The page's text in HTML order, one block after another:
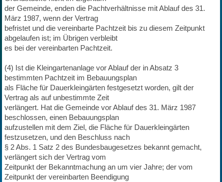
der Gemeinde, enden die Pachtverhältnisse mit Ablauf des 31.
März 1987, wenn der Vertrag
befristet und die vereinbarte Pachtzeit bis zu diesem Zeitpunkt
abgelaufen ist; im Übrigen verbleibt
es bei der vereinbarten Pachtzeit.
(4) Ist die Kleingartenanlage vor Ablauf der in Absatz 3
bestimmten Pachtzeit im Bebauungsplan
als Fläche für Dauerkleingärten festgesetzt worden, gilt der
Vertrag als auf unbestimmte Zeit
verlängert. Hat die Gemeinde vor Ablauf des 31. März 1987
beschlossen, einen Bebauungsplan
aufzustellen mit dem Ziel, die Fläche für Dauerkleingärten
festzusetzen, und den Beschluss nach
§ 2 Abs. 1 Satz 2 des Bundesbaugesetzes bekannt gemacht,
verlängert sich der Vertrag vom
Zeitpunkt der Bekanntmachung an um vier Jahre; der vom
Zeitpunkt der vereinbarten Beendigung